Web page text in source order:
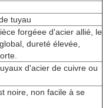
tuyau
forgéee d'acier allié, le
dureté élevée,
d'acier de cuivre ou
noire, non facile à se